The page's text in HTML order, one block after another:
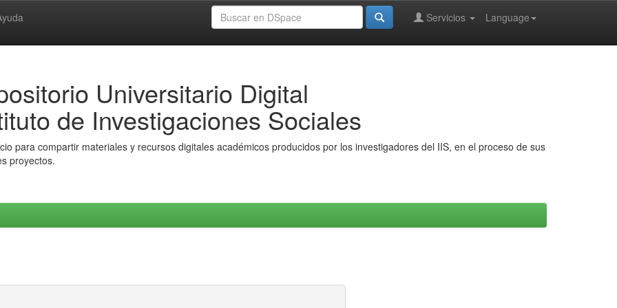
Language
Servicios
Universitario Digital
de Investigaciones Sociales
para compartir materiales y recursos digitales académicos producidos por los investigadores del IIS, en el proceso de sus
proyectos.